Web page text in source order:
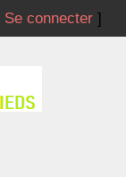
Se connecter]